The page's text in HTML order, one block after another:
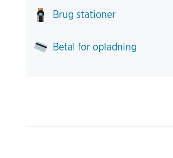
Brug stationer
Betal for opladning